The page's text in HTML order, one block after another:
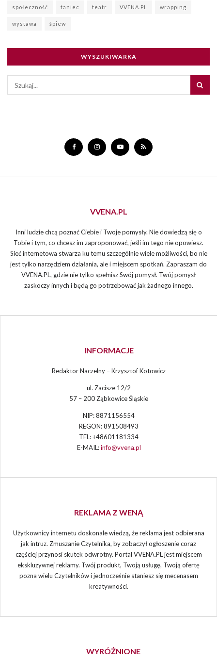
społeczność taniec teatr VVENA.PL wrapping
wystawa śpiew
WYSZUKIWARKA
VVENA.PL
Inni ludzie chcą poznać Ciebie i Twoje pomysły. Nie dowiedzą się o
Tobie i tym, co chcesz im zaproponować, jeśli im tego nie opowiesz.
Sieć internetowa stwarza ku temu szczególnie wiele możliwości, bo nie
jest tylko narzędziem działania, ale i miejscem spotkań. Zapraszam do
VVENA.PL, gdzie nie tylko spełnisz Swój pomysł. Twój pomysł
zaskoczy innych i będą go potrzebować jak żadnego innego.
INFORMACJE
Redaktor Naczelny – Krzysztof Kotowicz
ul. Zacisze 12/2
57 – 200 Ząbkowice Śląskie
NIP: 8871156554
REGON: 891508493
TEL: +48601181334
E-MAIL:info@vvena.pl
REKLAMA Z WENĄ
Użytkownicy internetu doskonale wiedzą, że reklama jest odbierana
jak intruz. Zmuszanie Czytelnika, by zobaczył ogłoszenie coraz
częściej przynosi skutek odwrotny. Portal VVENA.PL jest miejscem
ekskluzywnej reklamy. Twój produkt, Twoją usługę, Twoją ofertę
pozna wielu Czytelników i jednocześnie staniesz się mecenasem
kreatywności.
WYRÓŻNIONE